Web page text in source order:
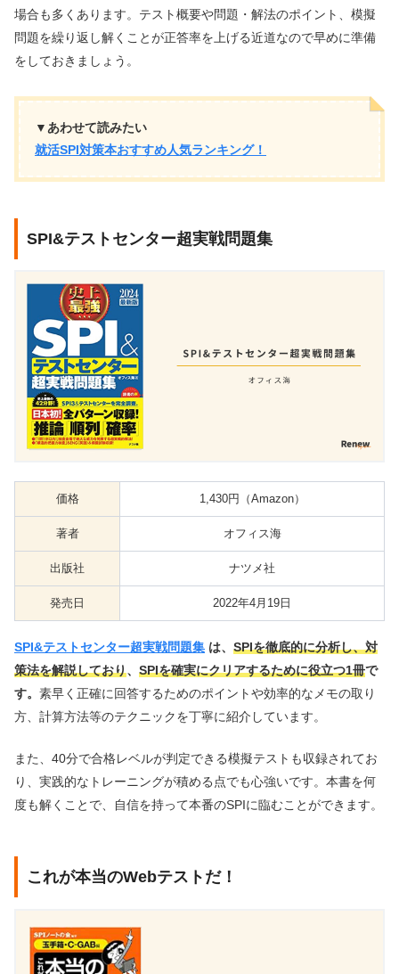
場合も多くあります。テスト概要や問題・解法のポイント、模擬
問題を繰り返し解くことが正答率を上げる近道なので早めに準備
をしておきましょう。
▼あわせて読みたい
就活SPI対策本おすすめ人気ランキング！
SPI&テストセンター超実戦問題集
価格 1,430円（Amazon）
著者 オフィス海
出版社 ナツメ社
発売日 2022年4月19日
SPI&テストセンター超実戦問題集 は、 SPIを徹底的に分析し、対
策法を解説しており、 SPIを確実にクリアするために役立つ1冊で
す。 素早く正確に回答するためのポイントや効率的なメモの取り
方、計算方法等のテクニックを丁寧に紹介しています。
また、40分で合格レベルが判定できる模擬テストも収録されてお
り、実践的なトレーニングが積める点でも心強いです。本書を何
度も解くことで、自信を持って本番のSPIに臨むことができます。
これが本当のWebテストだ！